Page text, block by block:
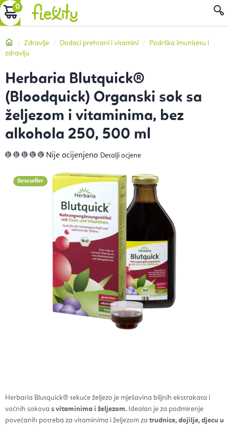
Preskoči
na
KOŠARICA
Početna
Zdravlje Dodaci prehrani i vitamini
Podrška imunitetu i
zdravlju
Herbaria Blutquick® tekuće željezo je mješavina biljnih ekstrakata i
voćnih sokova s vitaminima i željezom. Idealan je za podmirenje
povećanih potreba za vitaminima i željezom za trudnice, dojilje, djecu u
Herbaria Blutquick®
(Bloodquick) Organski sok sa
željezom i vitaminima, bez
alkohola 250, 500 ml
Prosječna
ocjena
0,0
od
zvjezdica.
Nije ocijenjeno Detalji ocjene
Bestseller